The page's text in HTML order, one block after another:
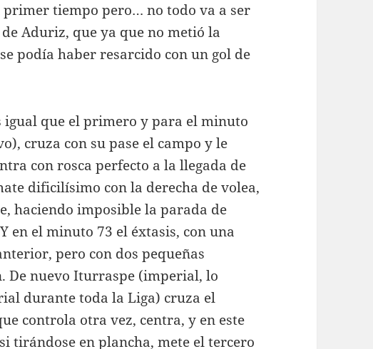
tiempo pero… no todo va a ser
Aduriz, que ya que no metió la
podía haber resarcido con un gol de
igual que el primero y para el minuto
cruza con su pase el campo y le
con rosca perfecto a la llegada de
dificilísimo con la derecha de volea,
haciendo imposible la parada de
en el minuto 73 el éxtasis, con una
pero con dos pequeñas
De nuevo Iturraspe (imperial, lo
durante toda la Liga) cruza el
controla otra vez, centra, y en este
tirándose en plancha, mete el tercero